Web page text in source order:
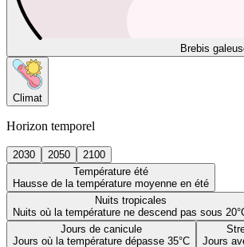
Brebis
Climat
Horizon temporel
2030 2050
2100
Température été
Hausse de la température moyenne en été
Nuits tropicales
Nuits où la température ne descend pas sous
Jours de canicule
Jours où la température dépasse 35°C
Jours